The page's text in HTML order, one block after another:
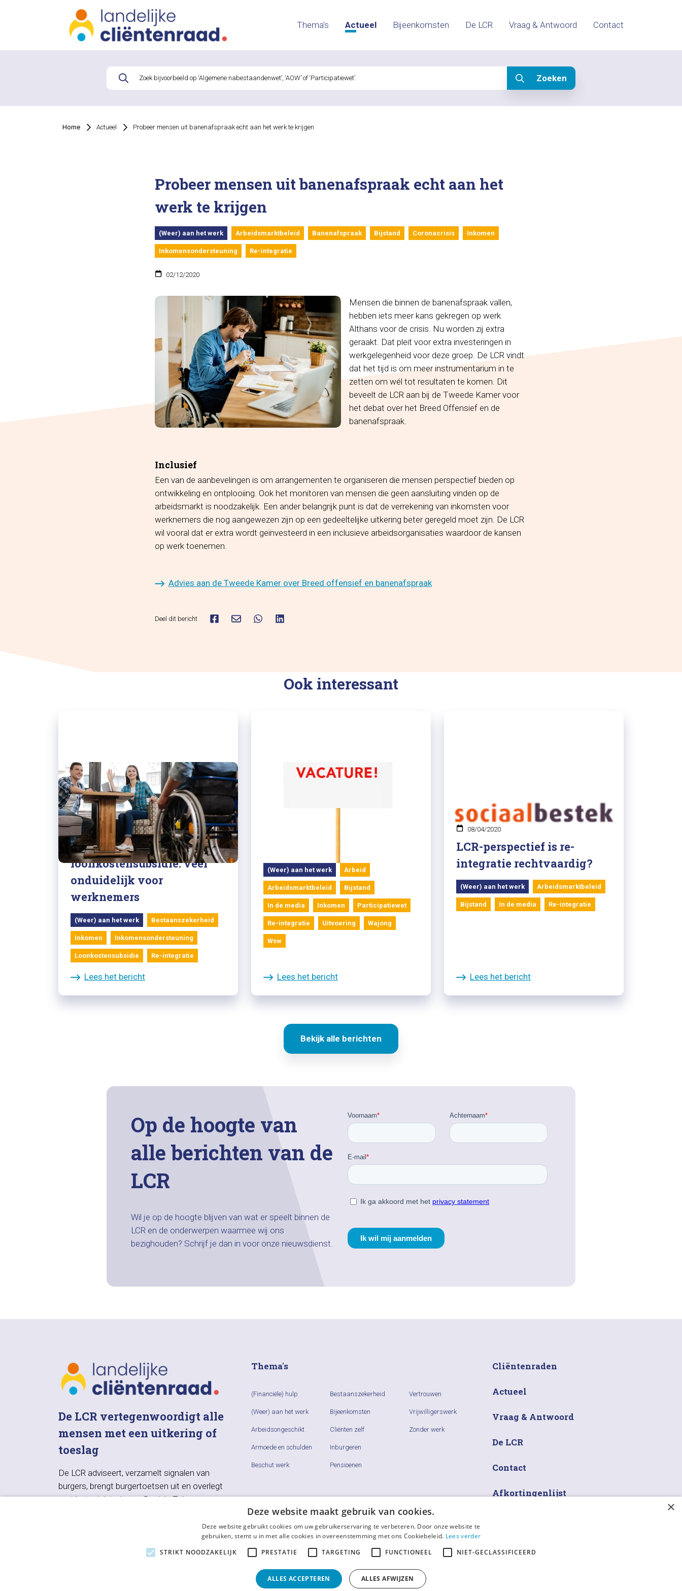
Thema's Actueel Bijeenkomsten De LCR Vraag & Antwoord Contact
Zoeken
Home Actueel Probeer mensen uit banenafspraak echt aan het werk te krijgen
Probeer mensen uit banenafspraak echt aan het
werk te krijgen
(Weer) aan het werk Arbeidsmarktbeleid Banenafspraak Bijstand Coronacrisis Inkomen
Inkomensondersteuning Re-integratie
02/12/2020
Mensen die binnen de banenafspraak vallen,
hebben iets meer kans gekregen op werk.
Althans voor de crisis. Nu worden zij extra
geraakt. Dat pleit voor extra investeringen in
werkgelegenheid voor deze groep. De LCR vindt
dat het tijd is om meer instrumentarium in te
zetten om wél tot resultaten te komen. Dit
beveelt de LCR aan bij de Tweede Kamer voor
het debat over het Breed Offensief en de
banenafspraak.
Inclusief
Een van de aanbevelingen is om arrangementen te organiseren die mensen perspectief bieden op
ontwikkeling en ontplooiing. Ook het monitoren van mensen die geen aansluiting vinden op de
arbeidsmarkt is noodzakelijk. Een ander belangrijk punt is dat de verrekening van inkomsten voor
werknemers die nog aangewezen zijn op een gedeeltelijke uitkering beter geregeld moet zijn. De LCR
wil vooral dat er extra wordt geïnvesteerd in een inclusieve arbeidsorganisaties waardoor de kansen
op werk toenemen.
Advies aan de Tweede Kamer over Breed offensief en banenafspraak
Deel dit bericht
Ook interessant
12/08/2020
Cliëntentoets
loonkostensubsidie: veel
onduidelijk voor
werknemers
(Weer) aan het werk Bestaanszekerheid
Inkomen Inkomensondersteuning
Loonkostensubsidie Re-integratie
Lees het bericht
(Weer) aan het werk Arbeid
Arbeidsmarktbeleid Bijstand
In de media Inkomen Participatiewet
Re-integratie Uitvoering Wajong
Wsw
Lees het bericht
08/04/2020
LCR-perspectief is re-
integratie rechtvaardig?
(Weer) aan het werk Arbeidsmarktbeleid
Bijstand In de media Re-integratie
Lees het bericht
Bekijk alle berichten
Op de hoogte van
alle berichten van de
LCR
Wil je op de hoogte blijven van wat er speelt binnen de
LCR en de onderwerpen waarmee wij ons
bezighouden? Schrijf je dan in voor onze nieuwsdienst.
De LCR vertegenwoordigt alle
mensen met een uitkering of
toeslag
De LCR adviseert, verzamelt signalen van
burgers, brengt burgertoetsen uit en overlegt
met het ministerie van Sociale Zaken en
Thema's
(Financiële) hulp
(Weer) aan het werk
Arbeidsongeschikt
Armoede en schulden
Beschut werk
Bestaanszekerheid
Bijeenkomsten
Cliënten zelf
Inburgeren
Pensioenen
Vertrouwen
Vrijwilligerswerk
Zonder werk
Cliëntenraden
Actueel
Vraag & Antwoord
De LCR
Contact
Afkortingenlijst
×
Deze website maakt gebruik van cookies.
Deze website gebruikt cookies om uw gebruikerservaring te verbeteren. Door onze website te
gebruiken, stemt u in met alle cookies in overeenstemming met ons Cookiebeleid. Lees verder
STRIKT NOODZAKELIJK
PRESTATIE TARGETING FUNCTIONEEL NIET-GECLASSIFICEERD
ALLES ACCEPTEREN ALLES AFWIJZEN